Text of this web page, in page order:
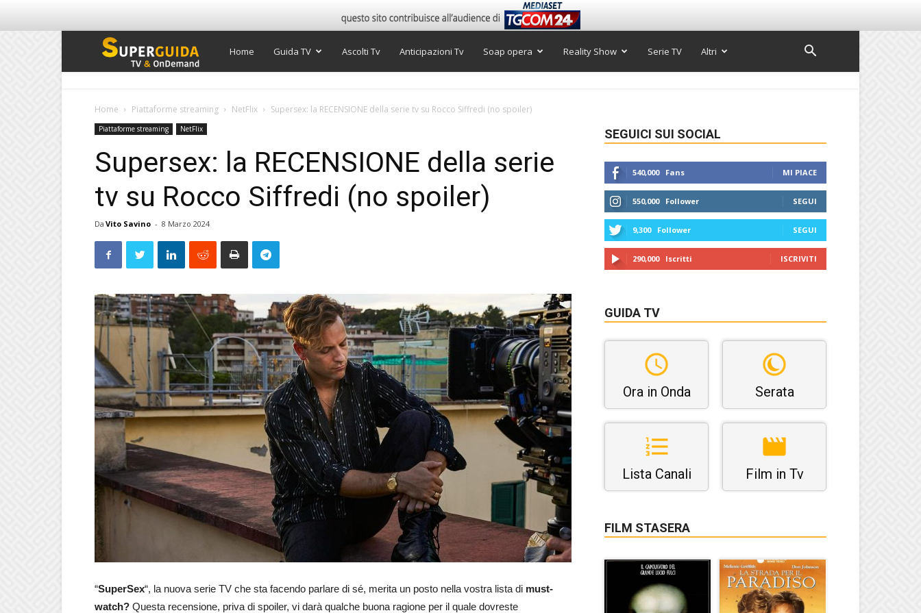
Super
Home Guida TV Ascolti Tv Anticipazioni Tv Soap opera Reality Show Serie TV Altri
Home Piattaforme streaming NetFlix Supersex: la RECENSIONE della serie tv su Rocco Siffredi (no spoiler)
Piattaforme streaming NetFlix
Supersex: la RECENSIONE della serie
tv su Rocco Siffredi (no spoiler)
Da Vito Savino - 8 Marzo 2024
“SuperSex“, la nuova serie TV che sta facendo parlare di sé, merita un posto nella vostra lista di must-
watch? Questa recensione, priva di spoiler, vi darà qualche buona ragione per il quale dovreste
SEGUICI SUI SOCIAL
540,000 Fans MI PIACE
550,000 Follower SEGUI
9,300 Follower SEGUI
290,000 Iscritti ISCRIVITI
GUIDA TV
Ora in Onda Serata
Lista Canali Film in Tv
FILM STASERA